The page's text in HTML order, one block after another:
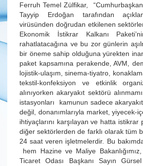
Ferruh Temel Zülfikar,
Tayyip Erdoğan tarafından
virüsünden doğrudan etkilenen
Ekonomik İstikrar Kalkanı
rahatlatacağına ve bu zor günlerin
bir öneme sahip olduğuna yürekten
paket kapsamına perakende, AVM,
lojistik-ulaşım, sinema-tiyatro,
tekstil-konfeksiyon ve etkinlik
alınıyorken akaryakıt sektörü
istasyonları kamunun sadece
değil, donanımlarıyla market, yiyecek-
ihtiyaçlarını karşılayan ve hatta
diğer sektörlerden de farklı olarak tüm
24 saat veren işletmelerdir. Bu
hem Hazine ve Maliye
Ticaret Odası Başkanı Sayın